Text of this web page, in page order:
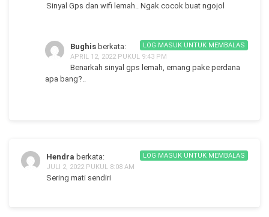
Sinyal Gps dan wifi lemah.. Ngak cocok buat ngojol
Bughis berkata:
APRIL 12, 2022 PUKUL 9:43 PM
Benarkah sinyal gps lemah, emang pake perdana
apa bang?..
LOG MASUK UNTUK MEMBALAS
Hendra berkata:
JULI 2, 2022 PUKUL 8:08 AM
Sering mati sendiri
LOG MASUK UNTUK MEMBALAS